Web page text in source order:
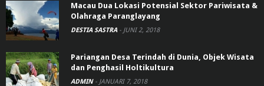
Macau Dua Lokasi Potensial Sektor Pariwisata &
Olahraga Paranglayang
DESTIA SASTRA - JUNI 2, 2018
Pariangan Desa Terindah di Dunia, Objek Wisata
dan Penghasil Holtikultura
ADMIN - JANUARI 7, 2018